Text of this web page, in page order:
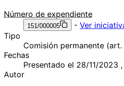
Número de expendiente
151/000005 - Ver
Tipo
Comisión permanente (art.
Fechas
Presentado el 28/11/2023
Autor